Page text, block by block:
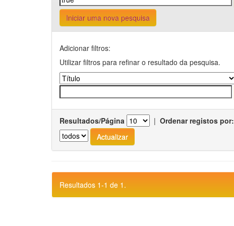
Iniciar uma nova pesquisa
Adicionar filtros:
Utilizar filtros para refinar o resultado da pesquisa.
Resultados/Página | Ordenar registos por:
Resultados 1-1 de 1.